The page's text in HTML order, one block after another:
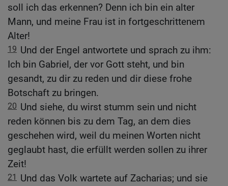
soll ich das erkennen? Denn ich bin ein alter
Mann, und meine Frau ist in fortgeschrittenem
Alter!
19 Und der Engel antwortete und sprach zu ihm:
Ich bin Gabriel, der vor Gott steht, und bin
gesandt, zu dir zu reden und dir diese frohe
Botschaft zu bringen.
20 Und siehe, du wirst stumm sein und nicht
reden können bis zu dem Tag, an dem dies
geschehen wird, weil du meinen Worten nicht
geglaubt hast, die erfüllt werden sollen zu ihrer
Zeit!
21
Und das Volk wartete auf Zacharias; und sie